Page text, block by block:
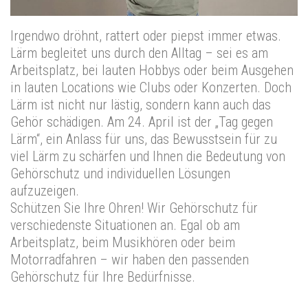
Irgendwo dröhnt, rattert oder piepst immer etwas.
Lärm begleitet uns durch den Alltag – sei es am
Arbeitsplatz, bei lauten Hobbys oder beim Ausgehen
in lauten Locations wie Clubs oder Konzerten. Doch
Lärm ist nicht nur lästig, sondern kann auch das
Gehör schädigen. Am 24. April ist der „Tag gegen
Lärm“, ein Anlass für uns, das Bewusstsein für zu
viel Lärm zu schärfen und Ihnen die Bedeutung von
Gehörschutz und individuellen Lösungen
aufzuzeigen.
Schützen Sie Ihre Ohren! Wir Gehörschutz für
verschiedenste Situationen an. Egal ob am
Arbeitsplatz, beim Musikhören oder beim
Motorradfahren – wir haben den passenden
Gehörschutz für Ihre Bedürfnisse.